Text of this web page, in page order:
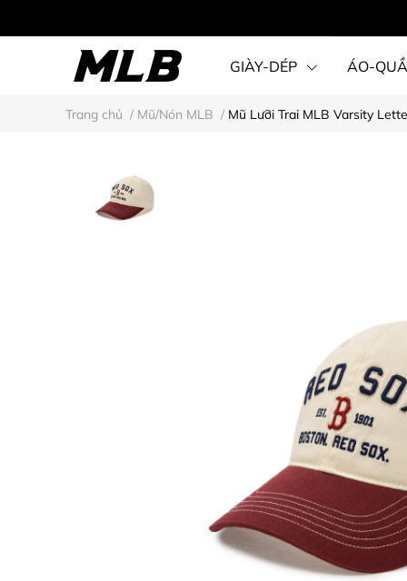
GIÀY-DÉP ÁO-
STEAL KARINA STYLE
Trang chủ / Mũ/Nón MLB / Mũ Lưỡi Trai MLB Varsity